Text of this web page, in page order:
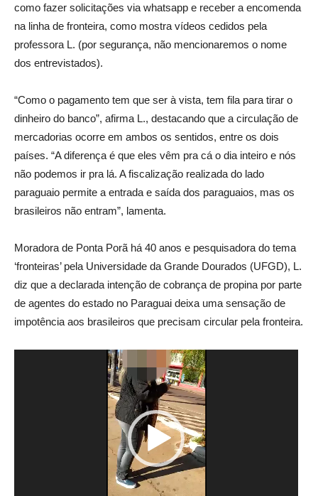
como fazer solicitações via whatsapp e receber a encomenda
na linha de fronteira, como mostra vídeos cedidos pela
professora L. (por segurança, não mencionaremos o nome
dos entrevistados).
“Como o pagamento tem que ser à vista, tem fila para tirar o
dinheiro do banco”, afirma L., destacando que a circulação de
mercadorias ocorre em ambos os sentidos, entre os dois
países. “A diferença é que eles vêm pra cá o dia inteiro e nós
não podemos ir pra lá. A fiscalização realizada do lado
paraguaio permite a entrada e saída dos paraguaios, mas os
brasileiros não entram”, lamenta.
Moradora de Ponta Porã há 40 anos e pesquisadora do tema
‘fronteiras’ pela Universidade da Grande Dourados (UFGD), L.
diz que a declarada intenção de cobrança de propina por parte
de agentes do estado no Paraguai deixa uma sensação de
impotência aos brasileiros que precisam circular pela fronteira.